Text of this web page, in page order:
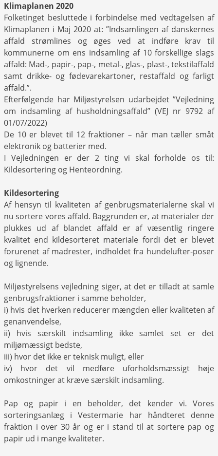
Klimaplanen 2020
Folketinget besluttede i forbindelse med vedtagelsen af
Klimaplanen i Maj 2020 at: ”Indsamlingen af danskernes
affald strømlines og øges ved at indføre krav til
kommunerne om ens indsamling af 10 forskellige slags
affald: Mad-, papir-, pap-, metal-, glas-, plast-, tekstilaffald
samt drikke- og fødevarekartoner, restaffald og farligt
affald.”.
Efterfølgende har Miljøstyrelsen udarbejdet ”Vejledning
om indsamling af husholdningsaffald” (VEJ nr 9792 af
01/07/2022)
De 10 er blevet til 12 fraktioner – når man tæller småt
elektronik og batterier med.
I Vejledningen er der 2 ting vi skal forholde os til:
Kildesortering og Henteordning.
Kildesortering
Af hensyn til kvaliteten af genbrugsmaterialerne skal vi
nu sortere vores affald. Baggrunden er, at materialer der
plukkes ud af blandet affald er af væsentlig ringere
kvalitet end kildesorteret materiale fordi det er blevet
forurenet af madrester, indholdet fra hundelufter-poser
og lignende.
Miljøstyrelsens vejledning siger, at det er tilladt at samle
genbrugsfraktioner i samme beholder,
i) hvis det hverken reducerer mængden eller kvaliteten af
genanvendelse,
ii) hvis særskilt indsamling ikke samlet set er det
miljømæssigt bedste,
iii) hvor det ikke er teknisk muligt, eller
iv) hvor det vil medføre uforholdsmæssigt høje
omkostninger at kræve særskilt indsamling.
Pap og papir i en beholder, det kender vi. Vores
sorteringsanlæg i Vestermarie har håndteret denne
fraktion i over 30 år og er i stand til at sortere pap og
papir ud i mange kvaliteter.